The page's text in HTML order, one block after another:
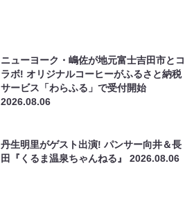
ニューヨーク・嶋佐が地元富士吉田市とコ
ラボ! オリジナルコーヒーがふるさと納税
サービス「わらふる」で受付開始
2026.08.06
丹生明里がゲスト出演! パンサー向井＆長
田『くるま温泉ちゃんねる』2026.08.06